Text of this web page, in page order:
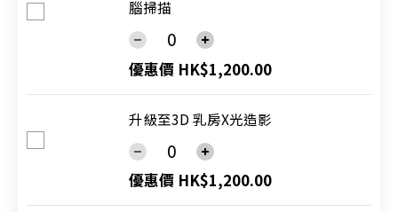
腦掃描
優惠價 HK$1,200.00
升級至3D 乳房X光造影
優惠價 HK$1,200.00